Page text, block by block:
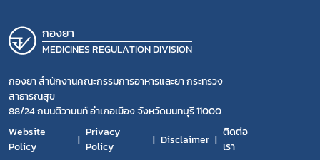
กองยา
MEDICINES REGULATION DIVISION
กองยา สำนักงานคณะกรรมการอาหารและยา กระทรวง
สาธารณสุข
88/24 ถนนติวานนท์ อำเภอเมือง จังหวัดนนทบุรี 11000
Website
Policy
Privacy
Policy
Disclaimer
ติดต่อ
เรา